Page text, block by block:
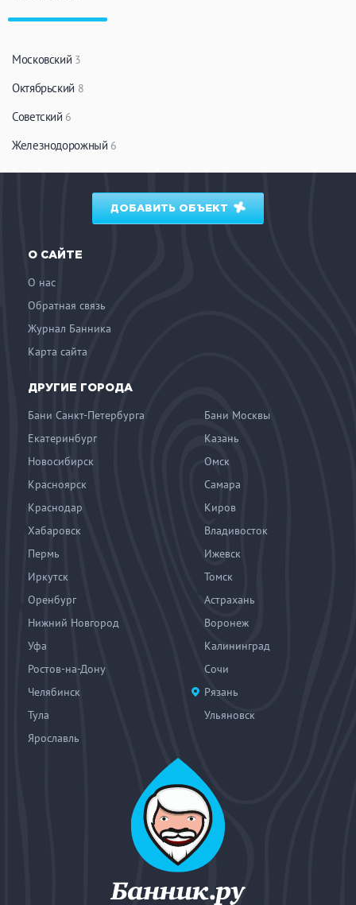
Московский 3
Октябрьский 8
Советский 6
Железнодорожный 6
ДОБАВИТЬ ОБЪЕКТ
О САЙТЕ
О нас
Обратная связь
Журнал Банника
Карта сайта
ДРУГИЕ ГОРОДА
Бани Санкт-Петербурга
Бани Москвы
Екатеринбург
Казань
Новосибирск
Омск
Красноярск
Самара
Краснодар
Киров
Хабаровск
Владивосток
Пермь
Ижевск
Иркутск
Томск
Оренбург
Астрахань
Нижний Новгород
Воронеж
Уфа
Калининград
Ростов-на-Дону
Сочи
Челябинск
Рязань
Тула
Ульяновск
Ярославль